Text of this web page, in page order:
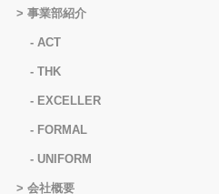
事業部紹介
ACT
THK
EXCELLER
FORMAL
UNIFORM
会社概要